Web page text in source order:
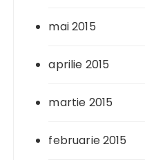
mai 2015
aprilie 2015
martie 2015
februarie 2015